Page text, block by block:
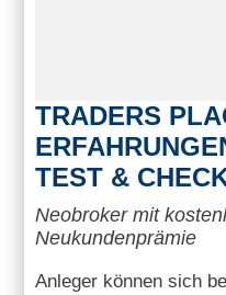
TRADERS
TEST &
Neobroker mit
Neukundenprämie
Anleger können sich